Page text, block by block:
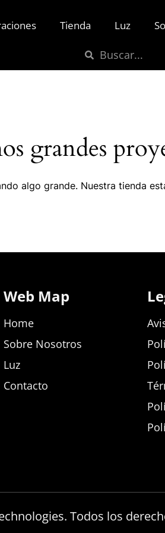
Tienda Luz
grandes
algo grande. Nuestra tienda
Web Map
Home
Sobre Nosotros
Luz
Contacto
Todos los